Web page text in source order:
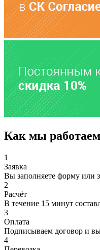
Как мы работаем
1
Заявка
Вы заполняете форму или
2
Расчёт
В течение 15 минут
3
Оплата
Подписываем договор и
4